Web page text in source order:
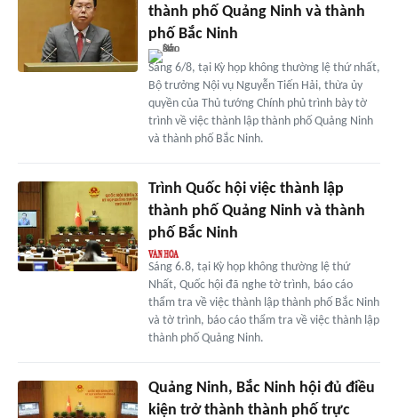
thành phố Quảng Ninh và thành
phố Bắc Ninh
Sáng 6/8, tại Kỳ họp không thường lệ thứ nhất,
Bộ trưởng Nội vụ Nguyễn Tiến Hải, thừa ủy
quyền của Thủ tướng Chính phủ trình bày tờ
trình về việc thành lập thành phố Quảng Ninh
và thành phố Bắc Ninh.
Trình Quốc hội việc thành lập
thành phố Quảng Ninh và thành
phố Bắc Ninh
Sáng 6.8, tại Kỳ họp không thường lệ thứ
Nhất, Quốc hội đã nghe tờ trình, báo cáo
thẩm tra về việc thành lập thành phố Bắc Ninh
và tờ trình, báo cáo thẩm tra về việc thành lập
thành phố Quảng Ninh.
Quảng Ninh, Bắc Ninh hội đủ điều
kiện trở thành thành phố trực